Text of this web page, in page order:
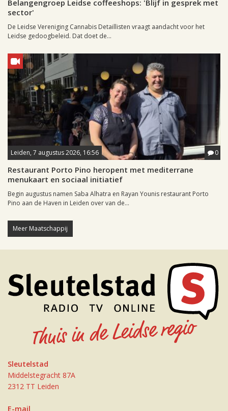
Belangengroep Leidse coffeeshops: 'Blijf in gesprek met
sector'
De Leidse Vereniging Cannabis Detaillisten vraagt aandacht voor het
Leidse gedoogbeleid. Dat doet de...
Leiden, 7 augustus 2026, 16:56 0
Restaurant Porto Pino heropent met mediterrane
menukaart en sociaal initiatief
Begin augustus namen Saba Alhatra en Rayan Younis restaurant Porto
Pino aan de Haven in Leiden over van de...
Meer Maatschappij
Sleutelstad
Middelstegracht 87A
2312 TT Leiden
E-mail